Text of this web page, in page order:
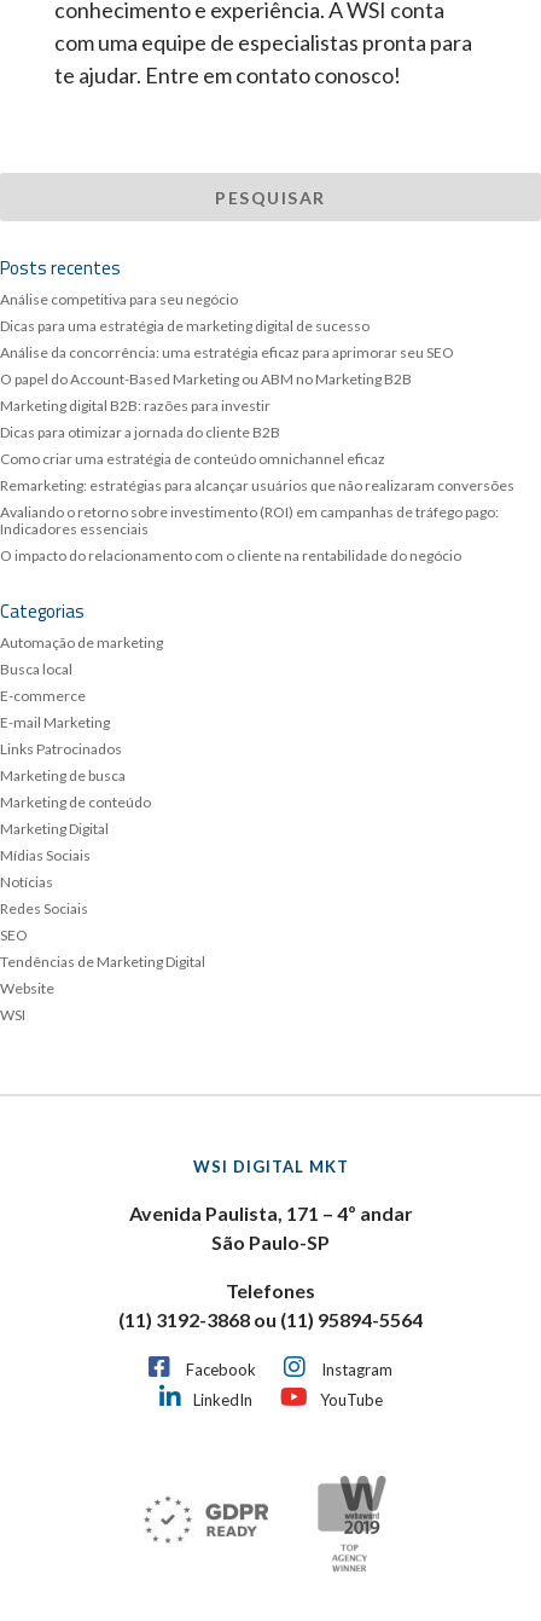
conhecimento e experiência. A WSI conta
com uma equipe de especialistas pronta para
te ajudar. Entre em contato conosco!
Posts recentes
Análise competitiva para seu negócio
Dicas para uma estratégia de marketing digital de sucesso
Análise da concorrência: uma estratégia eficaz para aprimorar seu SEO
O papel do Account-Based Marketing ou ABM no Marketing B2B
Marketing digital B2B: razões para investir
Dicas para otimizar a jornada do cliente B2B
Como criar uma estratégia de conteúdo omnichannel eficaz
Remarketing: estratégias para alcançar usuários que não realizaram conversões
Avaliando o retorno sobre investimento (ROI) em campanhas de tráfego pago:
Indicadores essenciais
O impacto do relacionamento com o cliente na rentabilidade do negócio
Categorias
Automação de marketing
Busca local
E-commerce
E-mail Marketing
Links Patrocinados
Marketing de busca
Marketing de conteúdo
Marketing Digital
Mídias Sociais
Notícias
Redes Sociais
SEO
Tendências de Marketing Digital
Website
WSI
WSI DIGITAL MKT
Avenida Paulista, 171 – 4º andar
São Paulo-SP
Telefones
(11) 3192-3868 ou (11) 95894-5564
Facebook
Instagram
LinkedIn
YouTube